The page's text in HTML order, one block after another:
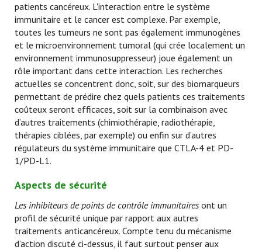
patients cancéreux. L'interaction entre le système
immunitaire et le cancer est complexe. Par exemple,
toutes les tumeurs ne sont pas également immunogènes
et le microenvironnement tumoral (qui crée localement un
environnement immunosuppresseur) joue également un
rôle important dans cette interaction. Les recherches
actuelles se concentrent donc, soit, sur des biomarqueurs
permettant de prédire chez quels patients ces traitements
coûteux seront efficaces, soit sur la combinaison avec
d’autres traitements (chimiothérapie, radiothérapie,
thérapies ciblées, par exemple) ou enfin sur d’autres
régulateurs du système immunitaire que CTLA-4 et PD-
1/PD-L1.
Aspects de sécurité
Les inhibiteurs de points de contrôle immunitaires ont un
profil de sécurité unique par rapport aux autres
traitements anticancéreux. Compte tenu du mécanisme
d’action discuté ci-dessus, il faut surtout penser aux